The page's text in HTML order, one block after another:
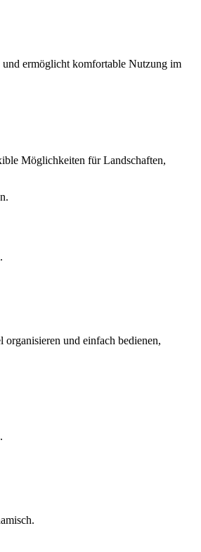
ermöglicht komfortable Nutzung im
Möglichkeiten für Landschaften,
und einfach bedienen,